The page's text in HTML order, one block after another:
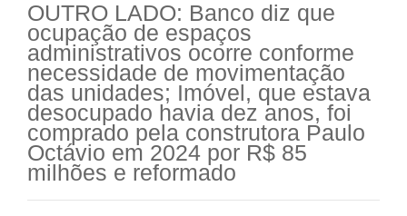
OUTRO LADO: Banco diz que
ocupação de espaços
administrativos ocorre conforme
necessidade de movimentação
das unidades; Imóvel, que estava
desocupado havia dez anos, foi
comprado pela construtora Paulo
Octávio em 2024 por R$ 85
milhões e reformado